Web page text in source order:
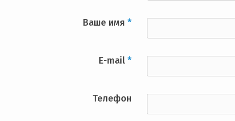
Ваше имя *
E-mail *
Телефон